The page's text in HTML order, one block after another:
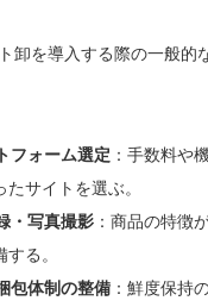
卸を導入する際の一般的
フォーム選定 ：手数料や
サイトを選ぶ。
・写真撮影 ：商品の特徴
る。
包体制の整備 ：鮮度保持